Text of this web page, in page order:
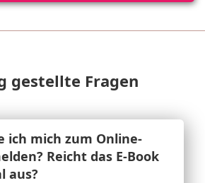
gestellte Fragen
ich mich zum Online-
Reicht das E-Book
aus?